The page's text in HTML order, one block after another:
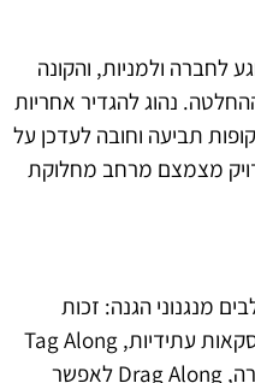
לחברה ולמניות, והקונה
נהוג להגדיר אחריות
תביעה וחובה לעדכן על
מצמצם מרחב מחלוקת
מנגנוני הגנה: זכות
קדימה או זכות סירוב ראשונה בעסקאות עתידיות, Tag Along
לשמירה על מיעוט בעסקאות מכירה, Drag Along לאפשר